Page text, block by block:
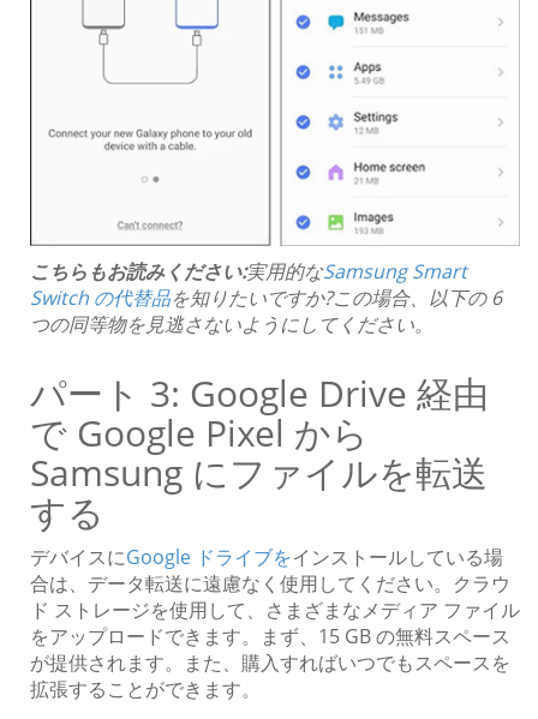
こちらもお読みください:実用的なSamsung Smart
Switch の代替品を知りたいですか?この場合、以下の 6
つの同等物を見逃さないようにしてください。
パート 3: Google Drive 経由
で Google Pixel から
Samsung にファイルを転送
する
デバイスにGoogle ドライブをインストールしている場
合は、データ転送に遠慮なく使用してください。クラウ
ド ストレージを使用して、さまざまなメディア ファイル
をアップロードできます。まず、15 GB の無料スペース
が提供されます。また、購入すればいつでもスペースを
拡張することができます。